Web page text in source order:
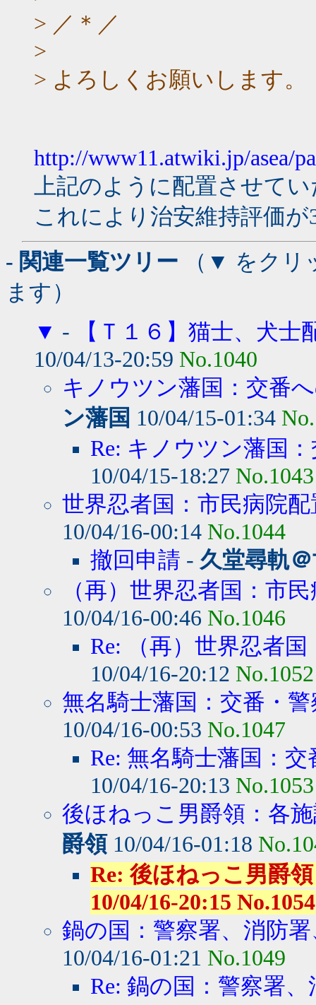
> ／＊／
>
> よろしくお願いします。
http://www11.atwiki.jp/asea/
上記のように配置させて
これにより治安維持評価
- 関連一覧ツリー （▼ をクリ
ます）
▼ -
【Ｔ１６】猫士、犬士
10/04/13-20:59 No.1040
キノウツン藩国：交番
ン藩国 10/04/15-01:34
Re: キノウツン藩国
10/04/15-18:27 No.1043
世界忍者国：市民病院
10/04/16-00:14 No.1044
撤回申請 - 久堂尋軌
（再）世界忍者国：市
10/04/16-00:46 No.1046
Re: （再）世界忍者国
10/04/16-20:12 No.1052
無名騎士藩国：交番・
10/04/16-00:53 No.1047
Re: 無名騎士藩国：交
10/04/16-20:13 No.1053
後ほねっこ男爵領：各
爵領10/04/16-01:18
Re: 後ほねっこ男爵
10/04/16-20:15 No.1054
鍋の国：警察署、消防
10/04/16-01:21 No.1049
Re: 鍋の国：警察署